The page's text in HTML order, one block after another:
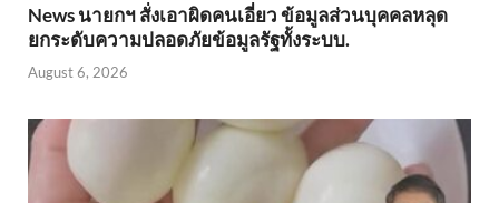
News นายกฯ สั่งเอาผิดคนเอี่ยว ข้อมูลส่วนบุคคลหลุด
ยกระดับความปลอดภัยข้อมูลรัฐทั้งระบบ.
August 6, 2026